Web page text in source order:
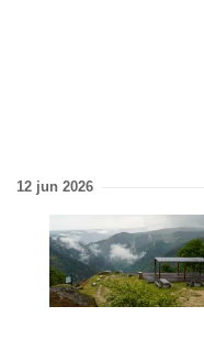
12 jun 2026